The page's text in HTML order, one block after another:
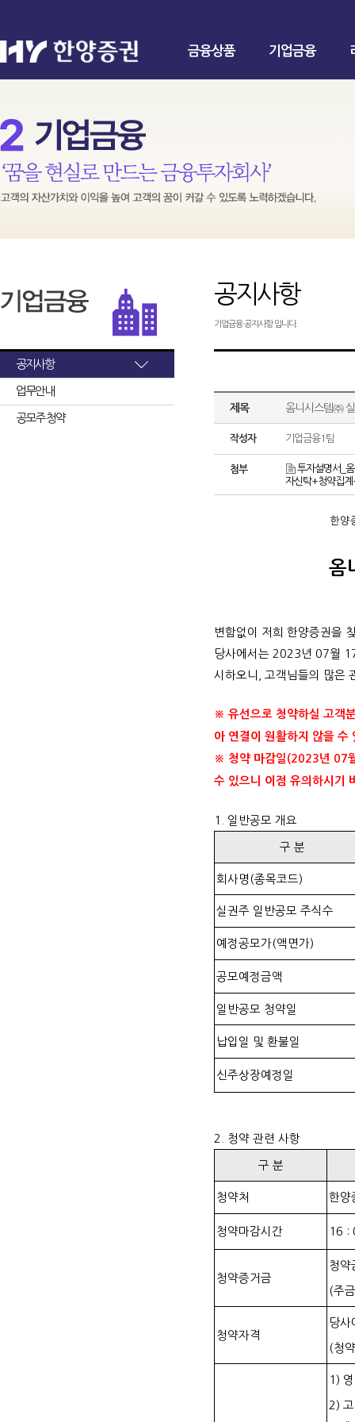
금융상품 기업금융
공지사항
업무안내
공모주 청약
공지사항
기업금융 공지사항 입니다.
제목 옴니시스템㈜
작성자 기업금융1팀
첨부
투자설명서_
자신탁+청약집
한양
옴
변함없이 저희 한양증권을
당사에서는 2023년 07월
시하오니, 고객님들의 많은
※ 유선으로 청약하실 고객
아 연결이 원활하지 않을 수
※ 청약 마감일(2023년 07
수 있으니 이점 유의하시기
1. 일반공모 개요
구 분
회사명(종목코드)
실권주 일반공모 주식수
예정공모가(액면가)
공모예정금액
일반공모 청약일
납입일 및 환불일
신주상장예정일
2. 청약 관련 사항
구 분
청약처 한양
청약마감시간 16 :
청약증거금
청
(주
청약자격
당사
(청
1)
2)